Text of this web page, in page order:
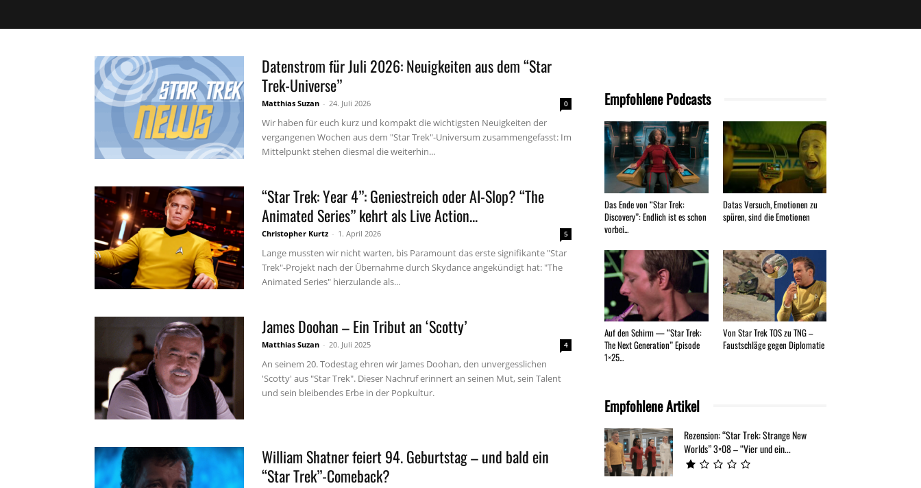
Datenstrom für Juli 2026: Neuigkeiten aus dem “Star
Trek-Universe”
Matthias Suzan - 24. Juli 2026 0
Wir haben für euch kurz und kompakt die wichtigsten Neuigkeiten der
vergangenen Wochen aus dem "Star Trek"-Universum zusammengefasst: Im
Mittelpunkt stehen diesmal die weiterhin...
“Star Trek: Year 4”: Geniestreich oder AI-Slop? “The
Animated Series” kehrt als Live Action...
Christopher Kurtz - 1. April 2026 5
Lange mussten wir nicht warten, bis Paramount das erste signifikante "Star
Trek"-Projekt nach der Übernahme durch Skydance angekündigt hat: "The
Animated Series" hierzulande als...
James Doohan – Ein Tribut an ‘Scotty’
Matthias Suzan - 20. Juli 2025 4
An seinem 20. Todestag ehren wir James Doohan, den unvergesslichen
'Scotty' aus "Star Trek". Dieser Nachruf erinnert an seinen Mut, sein Talent
und sein bleibendes Erbe in der Popkultur.
William Shatner feiert 94. Geburtstag – und bald ein
“Star Trek”-Comeback?
Empfohlene Podcasts
Das Ende von “Star Trek:
Discovery”: Endlich ist es schon
vorbei...
Datas Versuch, Emotionen zu
spüren, sind die Emotionen
Auf den Schirm — “Star Trek:
The Next Generation” Episode
1×25...
Von Star Trek TOS zu TNG –
Faustschläge gegen Diplomatie
Empfohlene Artikel
Rezension: “Star Trek: Strange New
Worlds” 3×08 – “Vier und ein...